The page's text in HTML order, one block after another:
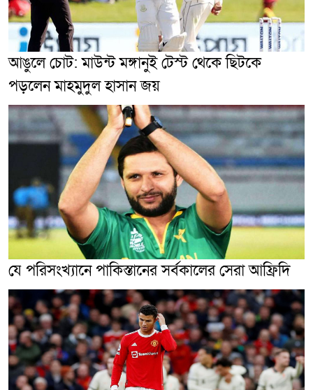
আঙুলে চোট: মাউন্ট মঙ্গানুই টেস্ট থেকে ছিটকে
পড়লেন মাহমুদুল হাসান জয়
যে পরিসংখ্যানে পাকিস্তানের সর্বকালের সেরা আফ্রিদি